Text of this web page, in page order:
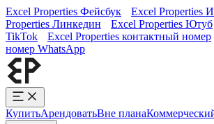
Excel Properties Фейсбук Excel Properties
Properties Линкедин
Excel Properties Ютуб
TikTok
Excel Properties контактный номер
номер WhatsApp
КупитьАрендоватьВне плана